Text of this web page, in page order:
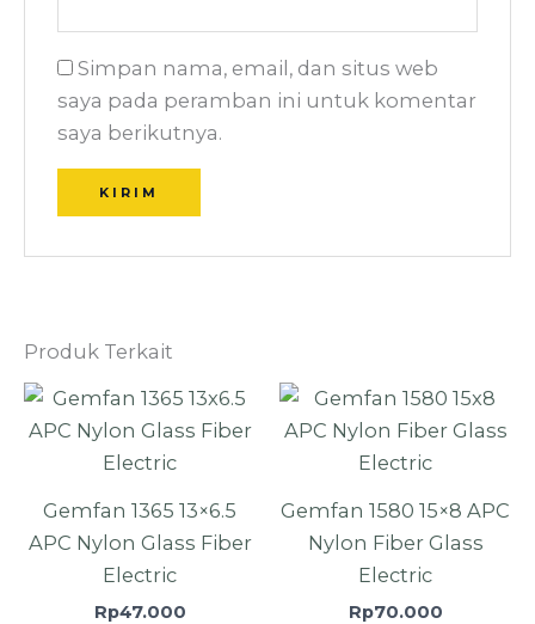
Simpan nama, email, dan situs web
saya pada peramban ini untuk komentar
saya berikutnya.
Produk Terkait
Gemfan 1365 13×6.5
APC Nylon Glass Fiber
Electric
Rp47.000
Gemfan 1580 15×8 APC
Nylon Fiber Glass
Electric
Rp70.000